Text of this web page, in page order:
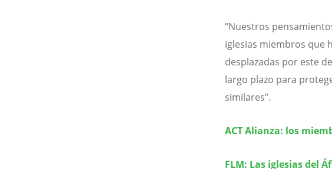
“Nuestros
iglesias miembros que
desplazadas por este
largo plazo para
similares”.
ACT Alianza: los
FLM: Las iglesias del